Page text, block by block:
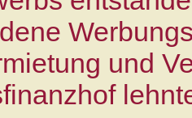
und